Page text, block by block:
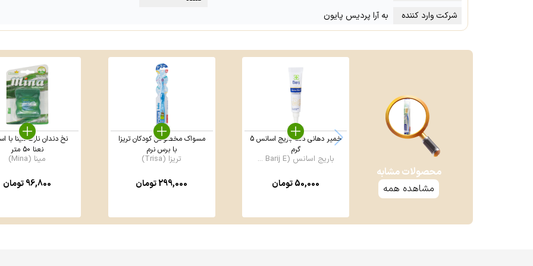
شرکت وارد کننده
به آرا پردیس پایون
محصولات مشابه
مشاهده همه
خمیر دهانی دنتا باریج اسانس 5
گرم
باریج اسانس (Barij E ...
50,000تومان
مسواک مخصوص کودکان تریزا
با برس نرم
تریزا (Trisa)
299,000تومان
نخ دندان نازک مینا با
نعنا 50 متر
مینا (Mina)
96,800تومان